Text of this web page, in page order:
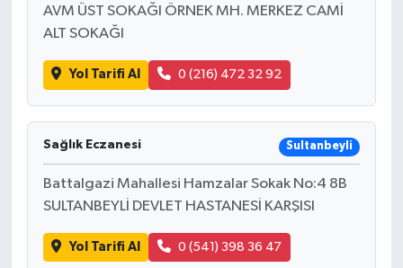
AVM ÜST SOKAĞI ÖRNEK MH. MERKEZ CAMİ
ALT SOKAĞI
Yol Tarifi Al 0 (216) 472 32 92
Sağlık Eczanesi Sultanbeyli
Battalgazi Mahallesi Hamzalar Sokak No:4 8B
SULTANBEYLİ DEVLET HASTANESİ KARŞISI
Yol Tarifi Al 0 (541) 398 36 47